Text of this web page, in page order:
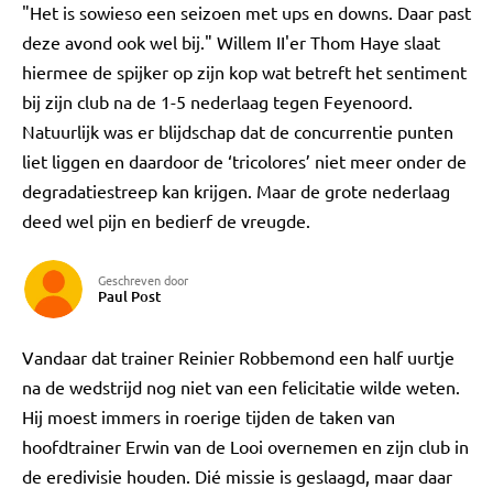
"Het is sowieso een seizoen met ups en downs. Daar past
deze avond ook wel bij." Willem II'er Thom Haye slaat
hiermee de spijker op zijn kop wat betreft het sentiment
bij zijn club na de 1-5 nederlaag tegen Feyenoord.
Natuurlijk was er blijdschap dat de concurrentie punten
liet liggen en daardoor de ‘tricolores’ niet meer onder de
degradatiestreep kan krijgen. Maar de grote nederlaag
deed wel pijn en bedierf de vreugde.
Geschreven door
Paul Post
Vandaar dat trainer Reinier Robbemond een half uurtje
na de wedstrijd nog niet van een felicitatie wilde weten.
Hij moest immers in roerige tijden de taken van
hoofdtrainer Erwin van de Looi overnemen en zijn club in
de eredivisie houden. Dié missie is geslaagd, maar daar